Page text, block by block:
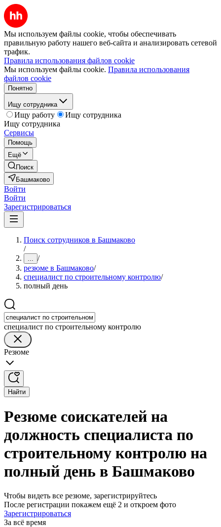
Мы используем файлы cookie, чтобы обеспечивать
правильную работу нашего веб-сайта и анализировать сетевой
трафик.
Правила использования файлов cookie
Мы используем файлы cookie. Правила использования
файлов cookie
Понятно
Ищу сотрудника
Ищу работу
Ищу сотрудника
Ищу сотрудника
Сервисы
Помощь
Ещё
Поиск
Башмаково
Войти
Войти
Зарегистрироваться
Поиск сотрудников в Башмаково
/
... /
резюме в Башмаково/
специалист по строительному контролю/
полный день
специалист по строительному контролю
Резюме
Найти
Резюме соискателей на
должность специалиста по
строительному контролю на
полный день в Башмаково
Чтобы видеть все резюме, зарегистрируйтесь
После регистрации покажем ещё 2 и откроем фото
Зарегистрироваться
За всё время